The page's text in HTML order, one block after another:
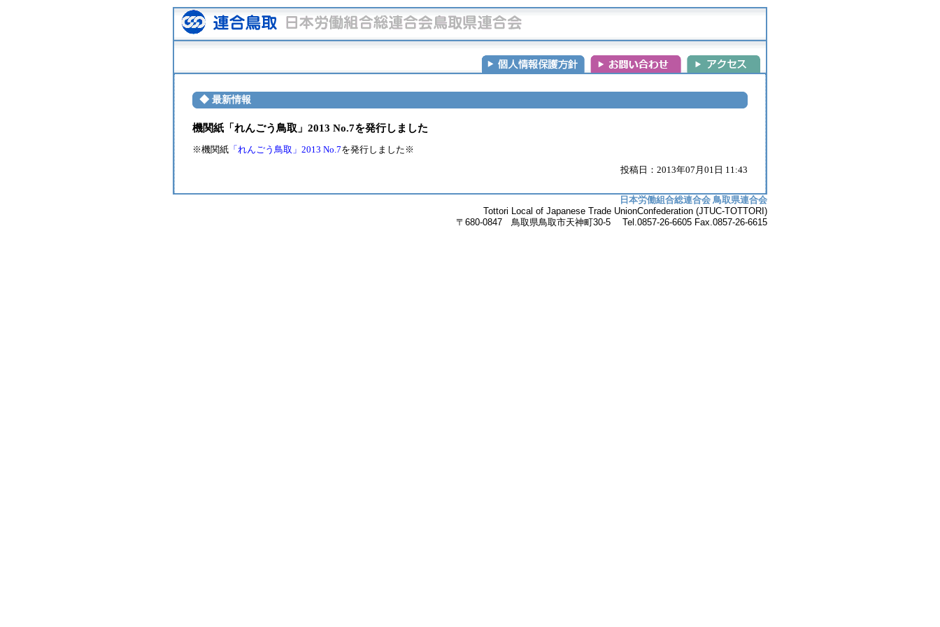
◆ 最新情報
機関紙「れんごう鳥取」2013 No.7を発行しました
※機関紙 「れんごう鳥取」2013 No.7を発行しました※
投稿日：2013年07月01日 11:43
日本労働組合総連合会 鳥取県連合会
Tottori Local of Japanese Trade UnionConfederation (JTUC-TOTTORI)
〒680-0847 鳥取県鳥取市天神町30-5 Tel.0857-26-6605 Fax.0857-26-6615